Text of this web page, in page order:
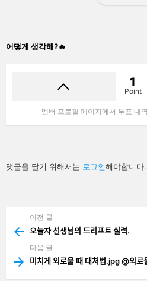
어떻게 생각해?🔥
1
Point
멤버 프로필 페이지에서 투표 내
답
글
댓글을 달기 위해서는 로그인해야합니다.
more
이전 글
오늘자 선생님의 드리프트 실력.
다음 글
미치게 외로울 때 대처법.jpg